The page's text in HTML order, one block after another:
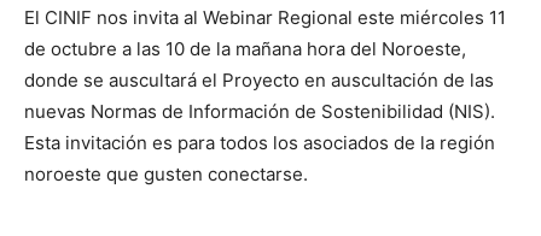
El CINIF nos invita al Webinar Regional este miércoles 11
de octubre a las 10 de la mañana hora del Noroeste,
donde se auscultará el Proyecto en auscultación de las
nuevas Normas de Información de Sostenibilidad (NIS).
Esta invitación es para todos los asociados de la región
noroeste que gusten conectarse.